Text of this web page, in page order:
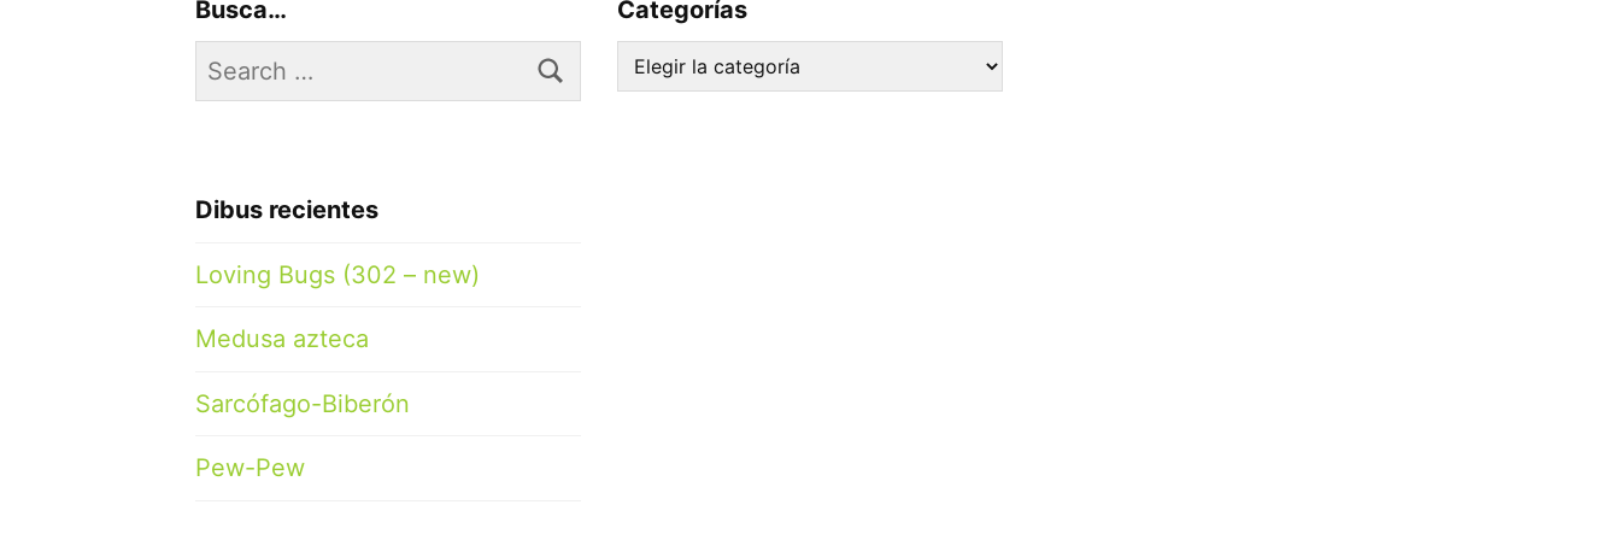
Busca…
Search
for:
Dibus recientes
Loving Bugs (302 – new)
Medusa azteca
Sarcófago-Biberón
Pew-Pew
Categorías
Categorías